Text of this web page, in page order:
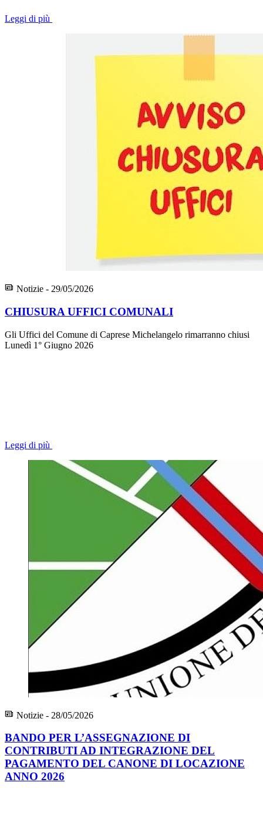
Leggi di più
Notizie - 29/05/2026
CHIUSURA UFFICI COMUNALI
Gli Uffici del Comune di Caprese Michelangelo rimarranno chiusi
Lunedì 1° Giugno 2026
Leggi di più
Notizie - 28/05/2026
BANDO PER L’ASSEGNAZIONE DI
CONTRIBUTI AD INTEGRAZIONE DEL
PAGAMENTO DEL CANONE DI LOCAZIONE
ANNO 2026